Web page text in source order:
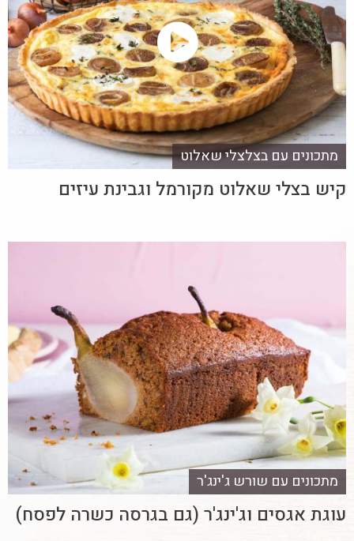
מתכונים עם בצלצלי שאלוט
קיש בצלי שאלוט מקורמל וגבינת עיזים
מתכונים עם שורש ג'ינג'ר
עוגת אגסים וג'ינג'ר (גם בגרסה כשרה לפסח)